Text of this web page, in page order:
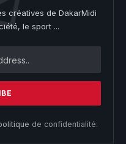
créatives de DakarMidi
le sport ...
de confidentialité.